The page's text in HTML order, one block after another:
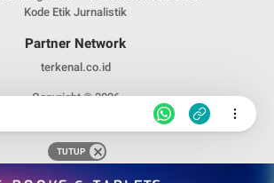
Kode Etik Jurnalistik
Partner Network
terkenal.co.id
Copyright © 2026
TUTUP